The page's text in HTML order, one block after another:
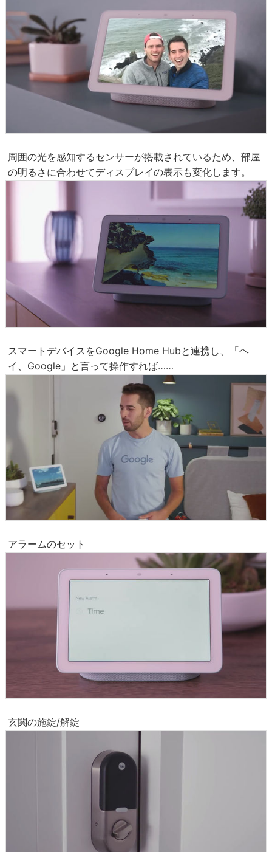
周囲の光を感知するセンサーが搭載されているため、部屋
の明るさに合わせてディスプレイの表示も変化します。
スマートデバイスをGoogle Home Hubと連携し、「ヘ
イ、Google」と言って操作すれば……
アラームのセット
玄関の施錠/解錠